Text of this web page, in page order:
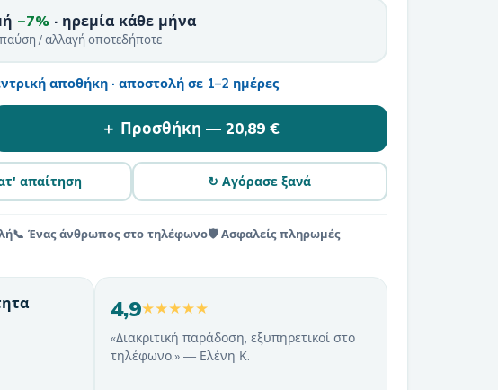
−7%· ηρεμία κάθε μήνα
/ αλλαγή οποτεδήποτε
αποθήκη · αποστολή σε 1–2 ημέρες
＋ Προσθήκη — 20,89 €
απαίτηση ↻ Αγόρασε ξανά
📞 Ένας άνθρωπος στο τηλέφωνο🛡️ Ασφαλείς πληρωμές
4,9★★★★★
«Διακριτική παράδοση, εξυπηρετικοί στο
τηλέφωνο.» — Ελένη Κ.